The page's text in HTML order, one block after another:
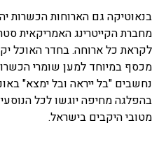
בנאוטיקה גם הארוחות הכשרות
מחברת הקייטרינג האמריקאית
לקראת כל ארוחה. בחדר האוכל
מכסף במיוחד למען שומרי
נחשבים "בל ייראה ובל ימצא"
בהפלגה מחיפה יוגשו לכל
מטובי היקבים בישראל.